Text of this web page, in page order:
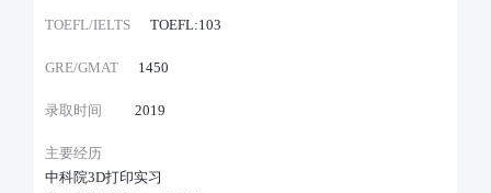
TOEFL/IELTS TOEFL:103
GRE/GMAT 1450
录取时间 2019
主要经历
中科院3D打印实习